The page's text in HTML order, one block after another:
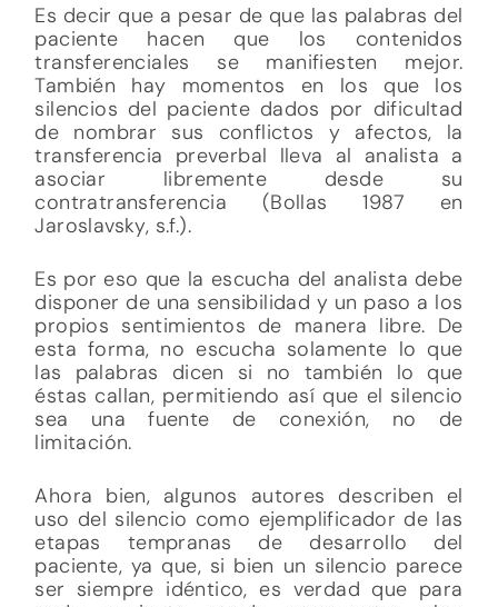
Es decir que a pesar de que las palabras del
paciente hacen que los contenidos
transferenciales se manifiesten mejor.
También hay momentos en los que los
silencios del paciente dados por dificultad
de nombrar sus conflictos y afectos, la
transferencia preverbal lleva al analista a
asociar libremente desde su
contratransferencia (Bollas 1987 en
Jaroslavsky, s.f.).
Es por eso que la escucha del analista debe
disponer de una sensibilidad y un paso a los
propios sentimientos de manera libre. De
esta forma, no escucha solamente lo que
las palabras dicen si no también lo que
éstas callan, permitiendo así que el silencio
sea una fuente de conexión, no de
limitación.
Ahora bien, algunos autores describen el
uso del silencio como ejemplificador de las
etapas tempranas de desarrollo del
paciente, ya que, si bien un silencio parece
ser siempre idéntico, es verdad que para